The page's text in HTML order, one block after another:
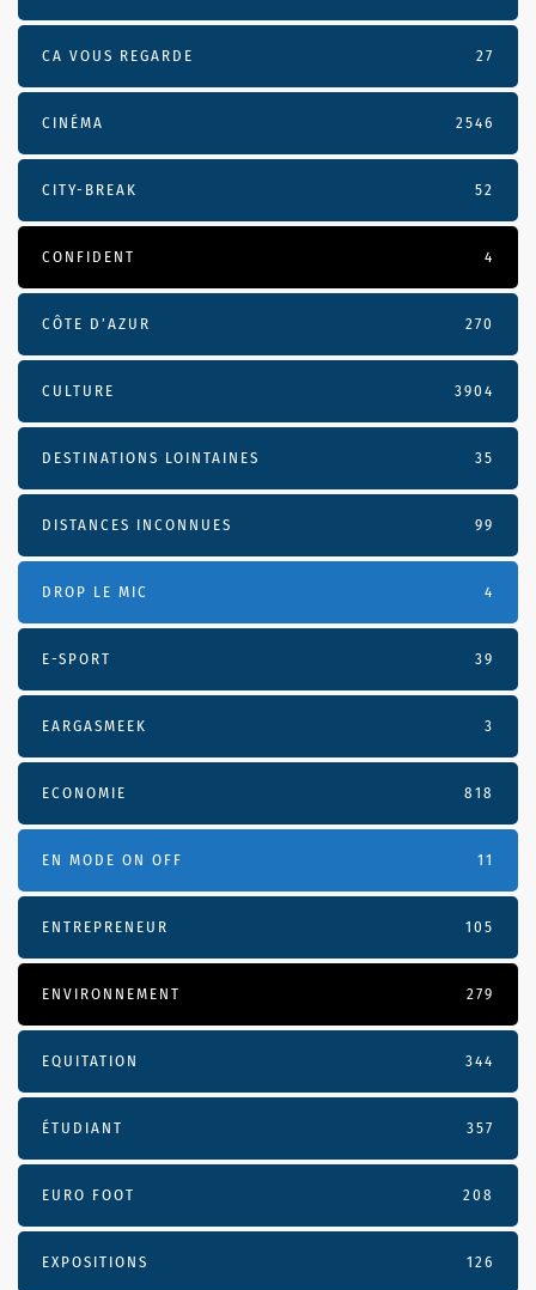
CA VOUS REGARDE 27
CINÉMA 2546
CITY-BREAK 52
CONFIDENT 4
CÔTE D’AZUR 270
CULTURE 3904
DESTINATIONS LOINTAINES 35
DISTANCES INCONNUES 99
DROP LE MIC 4
E-SPORT 39
EARGASMEEK 3
ECONOMIE 818
EN MODE ON OFF 11
ENTREPRENEUR 105
ENVIRONNEMENT 279
EQUITATION 344
ÉTUDIANT 357
EURO FOOT 208
EXPOSITIONS 126